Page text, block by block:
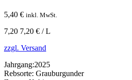
5,40 € inkl. MwSt.
7,20 7,20 € / L
zzgl. Versand
Jahrgang:2025
Rebsorte: Grauburgunder